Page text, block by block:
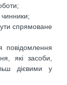
чинники;
спрямоване
повідомлення
які засоби,
дієвими у